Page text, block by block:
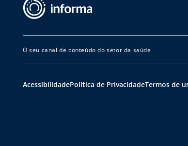
O seu canal de conteúdo do setor da saúde
AcessibilidadePolítica de PrivacidadeTermos de